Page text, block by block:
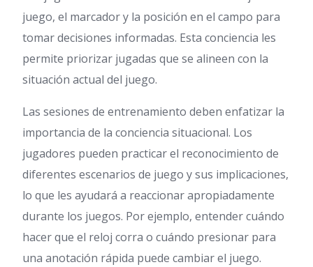
juego, el marcador y la posición en el campo para
tomar decisiones informadas. Esta conciencia les
permite priorizar jugadas que se alineen con la
situación actual del juego.
Las sesiones de entrenamiento deben enfatizar la
importancia de la conciencia situacional. Los
jugadores pueden practicar el reconocimiento de
diferentes escenarios de juego y sus implicaciones,
lo que les ayudará a reaccionar apropiadamente
durante los juegos. Por ejemplo, entender cuándo
hacer que el reloj corra o cuándo presionar para
una anotación rápida puede cambiar el juego.